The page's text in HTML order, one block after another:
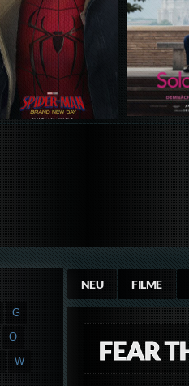
NEU FILME
FEAR
G
O
W